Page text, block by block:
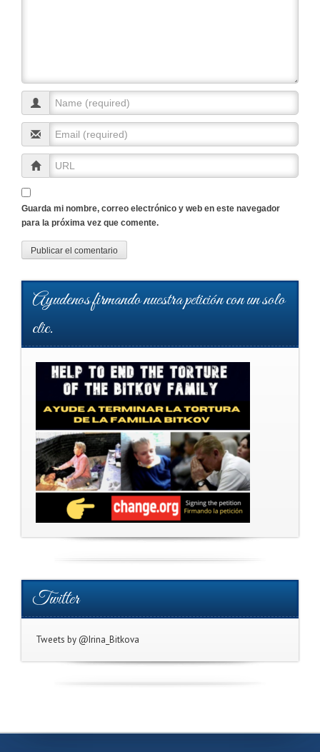
Guarda mi nombre, correo electrónico y web en este navegador
para la próxima vez que comente.
Ayudenos firmando nuestra petición con un solo
clic.
Twitter
Tweets by @Irina_Bitkova